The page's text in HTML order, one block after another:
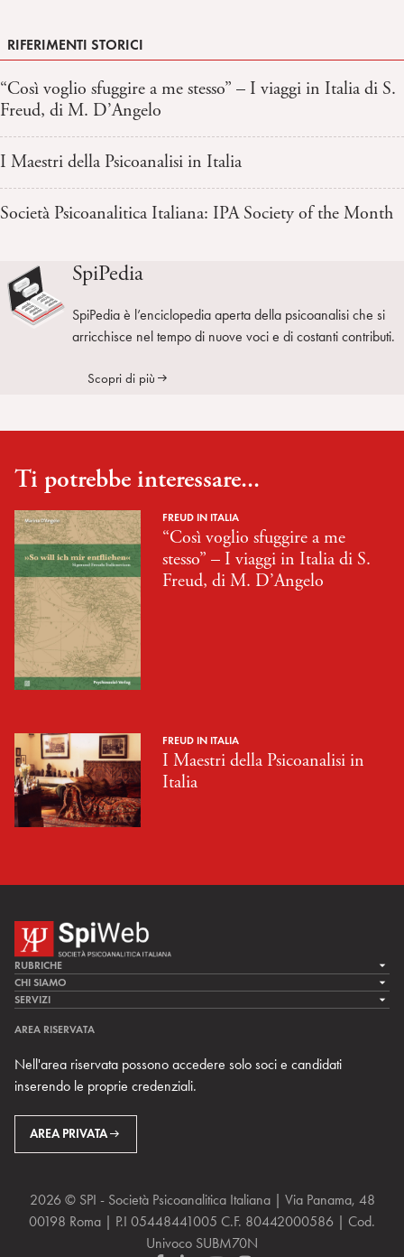
RIFERIMENTI STORICI
“Così voglio sfuggire a me stesso” – I viaggi in Italia di S.
Freud, di M. D’Angelo
I Maestri della Psicoanalisi in Italia
Società Psicoanalitica Italiana: IPA Society of the Month
SpiPedia
SpiPedia è l’enciclopedia aperta della psicoanalisi che si
arricchisce nel tempo di nuove voci e di costanti contributi.
Scopri di più
Ti potrebbe interessare...
FREUD IN ITALIA
“Così voglio sfuggire a me
stesso” – I viaggi in Italia di S.
Freud, di M. D’Angelo
FREUD IN ITALIA
I Maestri della Psicoanalisi in
Italia
RUBRICHE
LA CURA
LA RICERCA
MULTIMEDIA
CHI SIAMO
LA SPI
TEAM DI SPIWEB
CONTATTI
RIVISTE
SERVIZI
ARCHIVIO STORICO
AREA RISERVATA
Nell'area riservata possono accedere solo soci e candidati
inserendo le proprie credenziali.
AREA PRIVATA
2026 © SPI - Società Psicoanalitica Italiana | Via Panama, 48
00198 Roma | P.I 05448441005 C.F. 80442000586 | Cod.
Univoco SUBM70N